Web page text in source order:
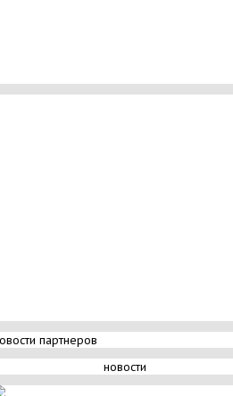
партнеров
новости